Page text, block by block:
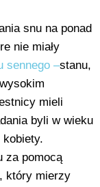
snu na ponad
nie miały
sennego –stanu,
mieli
byli w wieku
kobiety.
za pomocą
który mierzy